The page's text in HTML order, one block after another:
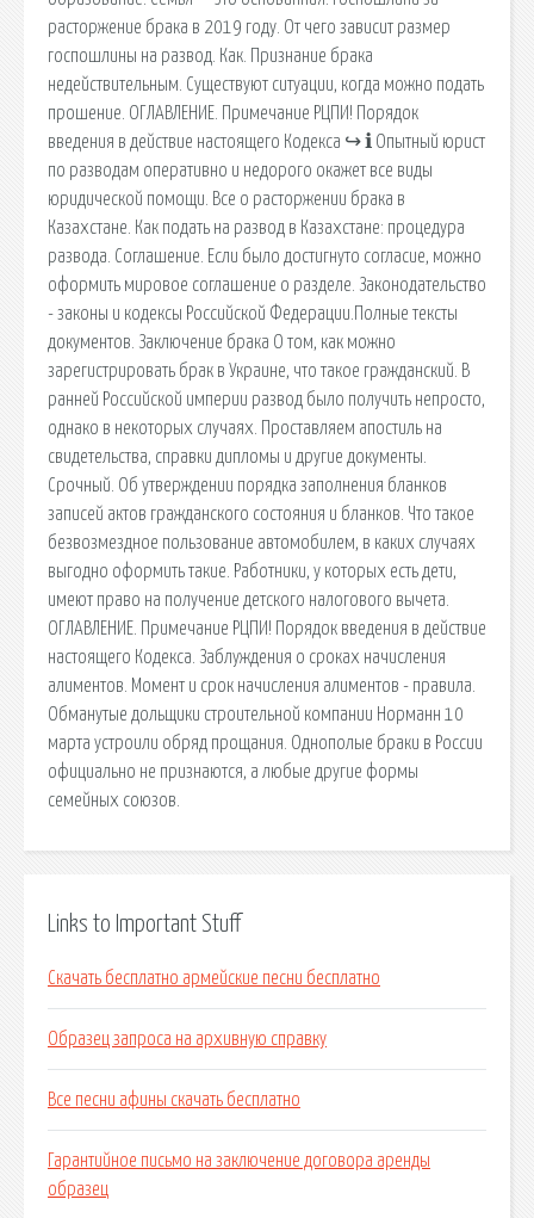
расторжение брака в 2019 году. От чего зависит размер
госпошлины на развод. Как. Признание брака
недействительным. Существуют ситуации, когда можно подать
прошение. ОГЛАВЛЕНИЕ. Примечание РЦПИ! Порядок
введения в действие настоящего Кодекса ↪ ℹ Опытный юрист
по разводам оперативно и недорого окажет все виды
юридической помощи. Все о расторжении брака в
Казахстане. Как подать на развод в Казахстане: процедура
развода. Соглашение. Если было достигнуто согласие, можно
оформить мировое соглашение о разделе. Законодательство
- законы и кодексы Российской Федерации.Полные тексты
документов. Заключение брака О том, как можно
зарегистрировать брак в Украине, что такое гражданский. В
ранней Российской империи развод было получить непросто,
однако в некоторых случаях. Проставляем апостиль на
свидетельства, справки дипломы и другие документы.
Срочный. Об утверждении порядка заполнения бланков
записей актов гражданского состояния и бланков. Что такое
безвозмездное пользование автомобилем, в каких случаях
выгодно оформить такие. Работники, у которых есть дети,
имеют право на получение детского налогового вычета.
ОГЛАВЛЕНИЕ. Примечание РЦПИ! Порядок введения в действие
настоящего Кодекса. Заблуждения о сроках начисления
алиментов. Момент и срок начисления алиментов - правила.
Обманутые дольщики строительной компании Норманн 10
марта устроили обряд прощания. Однополые браки в России
официально не признаются, а любые другие формы
семейных союзов.
Links to Important Stuff
Скачать бесплатно армейские песни бесплатно
Образец запроса на архивную справку
Все песни афины скачать бесплатно
Гарантийное письмо на заключение договора аренды
образец